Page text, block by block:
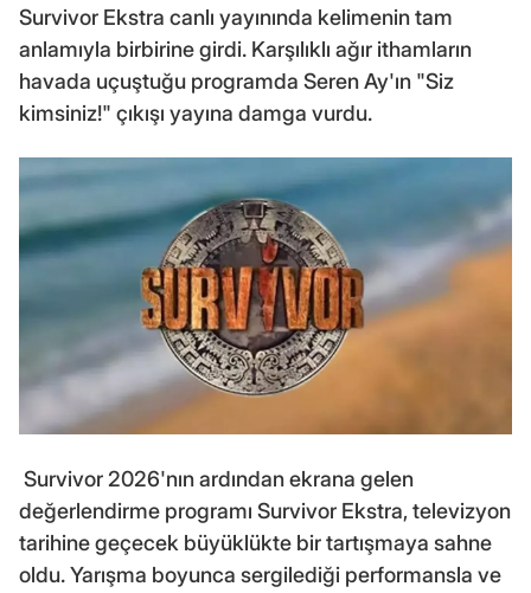
Survivor Ekstra canlı yayınında kelimenin tam
anlamıyla birbirine girdi. Karşılıklı ağır ithamların
havada uçuştuğu programda Seren Ay'ın "Siz
kimsiniz!" çıkışı yayına damga vurdu.
Survivor 2026'nın ardından ekrana gelen
değerlendirme programı Survivor Ekstra, televizyon
tarihine geçecek büyüklükte bir tartışmaya sahne
oldu. Yarışma boyunca sergilediği performansla ve